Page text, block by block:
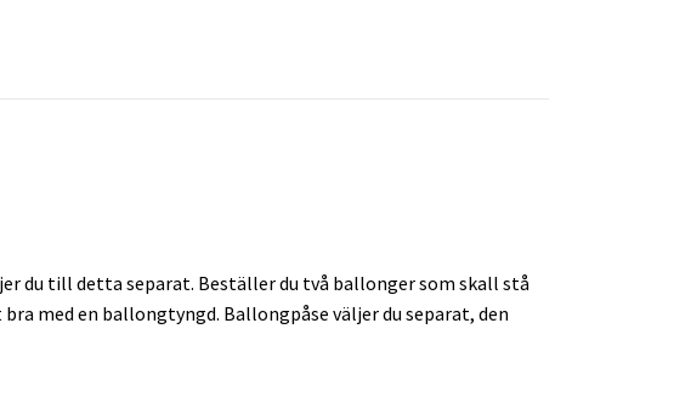
du till detta separat. Beställer du två ballonger som skall stå
med en ballongtyngd. Ballongpåse väljer du separat, den